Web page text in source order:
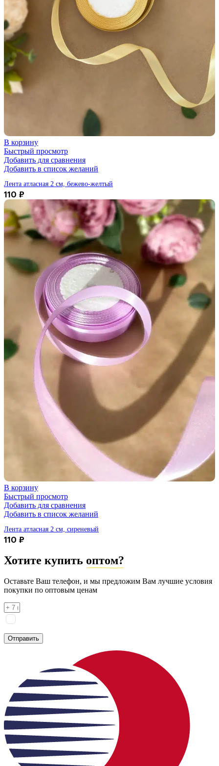
В корзину
Быстрый просмотр
Добавить для сравнения
Добавить в список желаний
Лента атласная 2 см, бежево-желтый
110 ₽
В корзину
Быстрый просмотр
Добавить для сравнения
Добавить в список желаний
Лента атласная 2 см, сиреневый
110 ₽
Хотите купить оптом?
Оставьте Ваш телефон, и мы предложим Вам лучшие условия
покупки по оптовым ценам
Отправить